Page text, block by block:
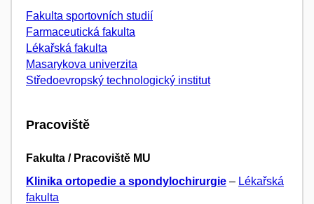
Fakulta sportovních studií
Farmaceutická fakulta
Lékařská fakulta
Masarykova univerzita
Středoevropský technologický institut
Pracoviště
Fakulta / Pracoviště MU
Klinika ortopedie a spondylochirurgie – Lékařská
fakulta